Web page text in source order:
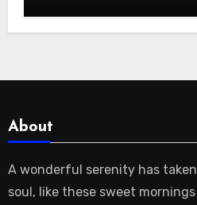
About
A wonderful serenity has
soul, like these sweet